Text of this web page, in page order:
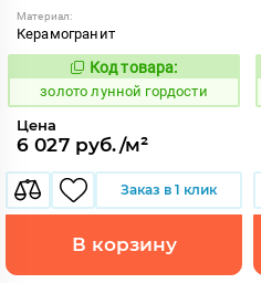
Материал:
Керамогранит
521893
Код товара:
золото лунной гордости
Цена
6 027 руб./м²
Заказ в 1 клик
В корзину